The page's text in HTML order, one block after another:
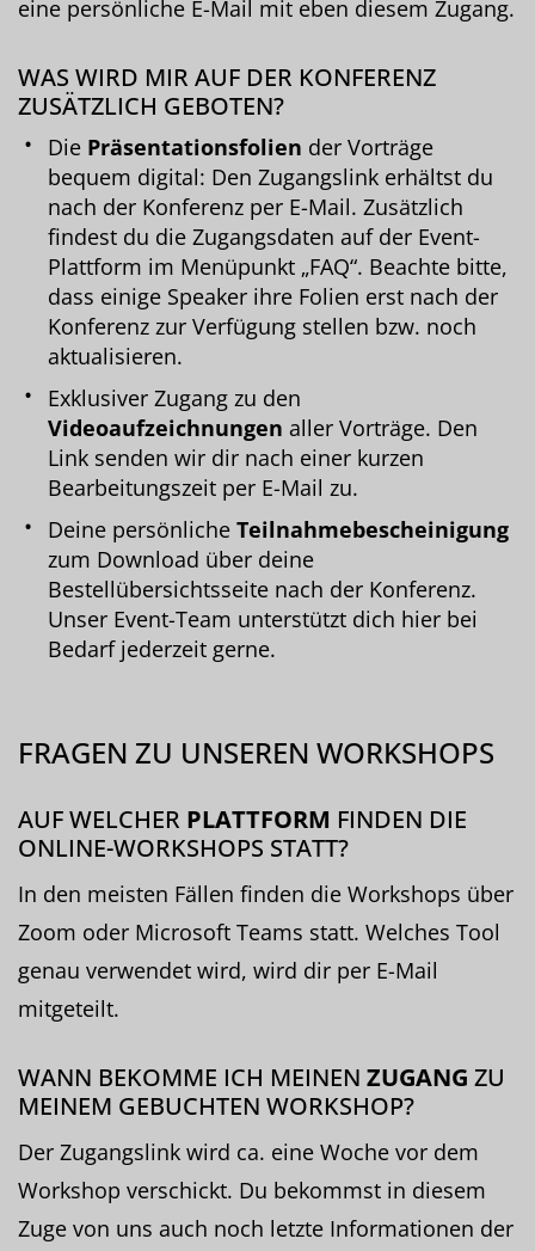
eine persönliche E-Mail mit eben diesem Zugang.
WAS WIRD MIR AUF DER KONFERENZ
ZUSÄTZLICH GEBOTEN?
Die Präsentationsfolien der Vorträge
bequem digital: Den Zugangslink erhältst du
nach der Konferenz per E-Mail. Zusätzlich
findest du die Zugangsdaten auf der Event-
Plattform im Menüpunkt „FAQ“. Beachte bitte,
dass einige Speaker ihre Folien erst nach der
Konferenz zur Verfügung stellen bzw. noch
aktualisieren.
Exklusiver Zugang zu den
Videoaufzeichnungen aller Vorträge. Den
Link senden wir dir nach einer kurzen
Bearbeitungszeit per E-Mail zu.
Deine persönliche Teilnahmebescheinigung
zum Download über deine
Bestellübersichtsseite nach der Konferenz.
Unser Event-Team unterstützt dich hier bei
Bedarf jederzeit gerne.
FRAGEN ZU UNSEREN WORKSHOPS
AUF WELCHER PLATTFORM FINDEN DIE
ONLINE-WORKSHOPS STATT?
In den meisten Fällen finden die Workshops über
Zoom oder Microsoft Teams statt. Welches Tool
genau verwendet wird, wird dir per E-Mail
mitgeteilt.
WANN BEKOMME ICH MEINEN ZUGANG ZU
MEINEM GEBUCHTEN WORKSHOP?
Der Zugangslink wird ca. eine Woche vor dem
Workshop verschickt. Du bekommst in diesem
Zuge von uns auch noch letzte Informationen der